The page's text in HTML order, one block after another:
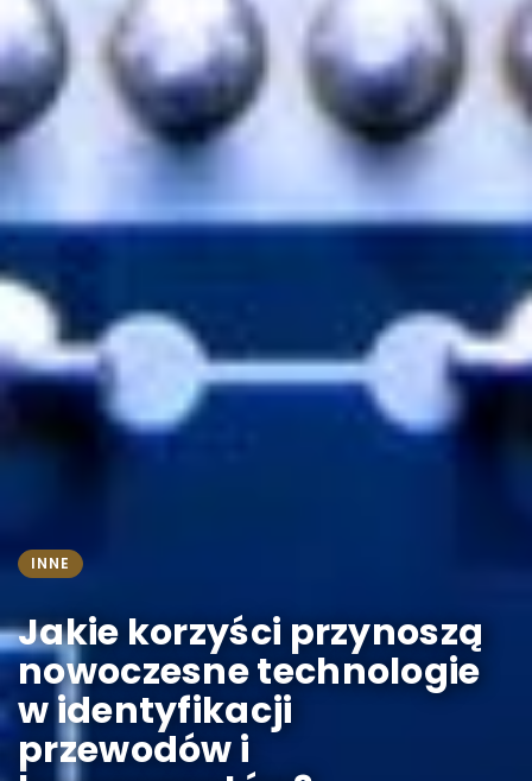
INNE
Jakie korzyści przynoszą
nowoczesne technologie
w identyfikacji
przewodów i